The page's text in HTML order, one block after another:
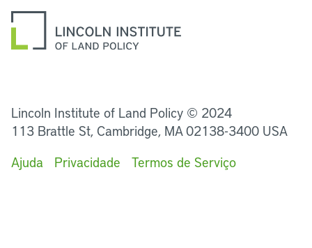
Lincoln Institute of Land Policy © 2024
113 Brattle St, Cambridge, MA 02138-3400 USA
Ajuda
Privacidade Termos de Serviço